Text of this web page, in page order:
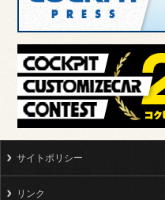
サイトポリシー
リンク